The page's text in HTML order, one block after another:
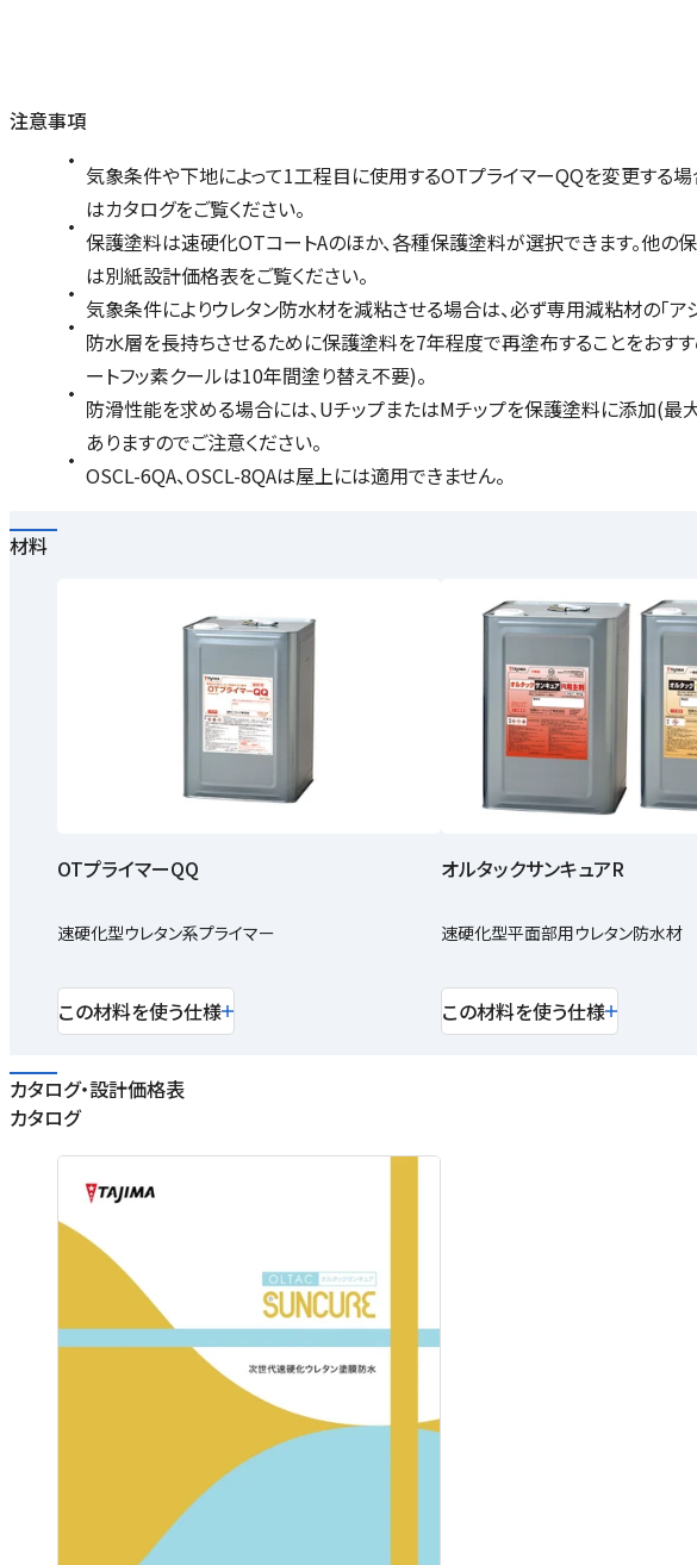
注意事項
気象条件や下地によって1工程目に使用するOTプライマーQQを変更する場
はカタログをご覧ください。
保護塗料は速硬化OTコートAのほか、各種保護塗料が選択できます。他の
は別紙設計価格表をご覧ください。
気象条件によりウレタン防水材を減粘させる場合は、必ず専用減粘材の「ア
防水層を長持ちさせるために保護塗料を7年程度で再塗布することをおすす
ートフッ素クールは10年間塗り替え不要)。
防滑性能を求める場合には、UチップまたはMチップを保護塗料に添加(最
ありますのでご注意ください。
OSCL-6QA、OSCL-8QAは屋上には適用できません。
材料
OTプライマーQQ
速硬化型ウレタン系プライマー
この材料を使う仕様
オルタックサンキュアR
速硬化型平面部用ウレタン防水材
この材料を使う仕様
カタログ・設計価格表
カタログ